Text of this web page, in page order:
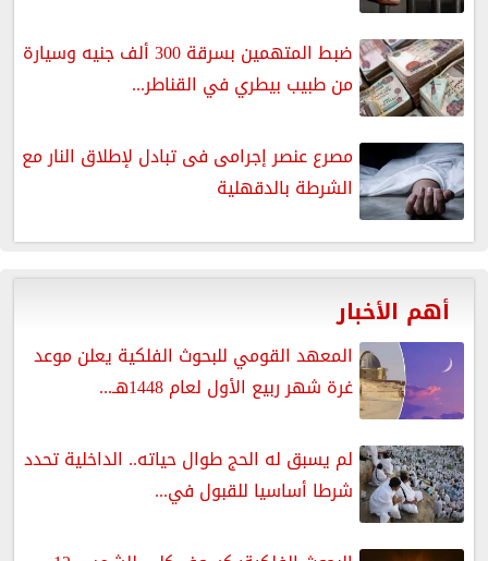
ضبط المتهمين بسرقة 300 ألف جنيه وسيارة
من طبيب بيطري في القناطر...
مصرع عنصر إجرامى فى تبادل لإطلاق النار مع
الشرطة بالدقهلية
أهم الأخبار
المعهد القومي للبحوث الفلكية يعلن موعد
غرة شهر ربيع الأول لعام 1448هـ...
لم يسبق له الحج طوال حياته.. الداخلية تحدد
شرطا أساسيا للقبول في...